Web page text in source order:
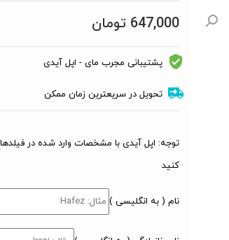
647,000 تومان
پشتیبانی مجرب مای - اپل آیدی
تحویل در سریعترین زمان ممکن
توجه: اپل آیدی با مشخصات وارد شده در
کنید
نام ( به انگلیسی )